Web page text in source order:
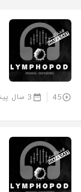
45 3 سال پیش